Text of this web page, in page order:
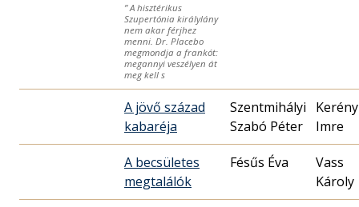
” A hisztérikus
Szupertónia királylány
nem akar férjhez
menni. Dr. Placebo
megmondja a frankót:
megannyi veszélyen át
meg kell s
A jövő század
kabaréja
Szentmihályi
Szabó Péter
Imre
A becsületes
megtalálók
Fésűs Éva
Vass
Károly